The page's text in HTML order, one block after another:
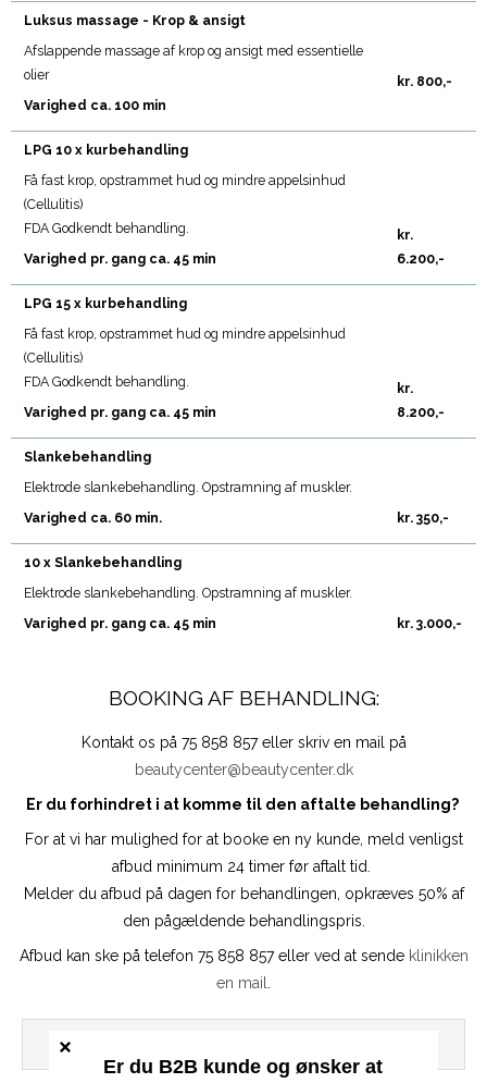
Luksus massage - Krop & ansigt
Afslappende massage af krop og ansigt med essentielle
olier
Varighed ca. 100 min
kr. 800,-
LPG 10 x kurbehandling
Få fast krop, opstrammet hud og mindre appelsinhud
(Cellulitis)
FDA Godkendt behandling.
Varighed pr. gang ca. 45 min
kr.
6.200,-
LPG 15 x kurbehandling
Få fast krop, opstrammet hud og mindre appelsinhud
(Cellulitis)
FDA Godkendt behandling.
Varighed pr. gang ca. 45 min
kr.
8.200,-
Slankebehandling
Elektrode slankebehandling. Opstramning af muskler.
Varighed ca. 60 min.
kr. 350,-
10 x Slankebehandling
Elektrode slankebehandling. Opstramning af muskler.
Varighed pr. gang ca. 45 min
kr. 3.000,-
BOOKING AF BEHANDLING:
Kontakt os på 75 858 857 eller skriv en mail på
beautycenter@beautycenter.dk
Er du forhindret i at komme til den aftalte behandling?
For at vi har mulighed for at booke en ny kunde, meld venligst
afbud minimum 24 timer før aftalt tid.
Melder du afbud på dagen for behandlingen, opkræves 50% af
den pågældende behandlingspris.
Afbud kan ske på telefon 75 858 857 eller ved at sende klinikken
en mail